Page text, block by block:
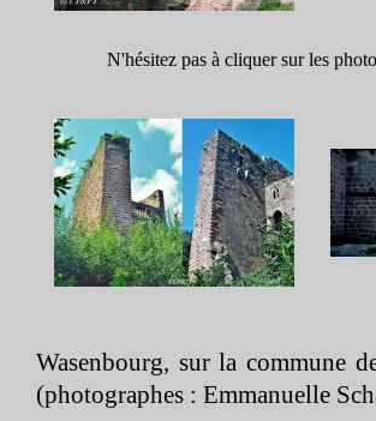
N'hésitez pas à cliquer sur les
Wasenbourg, sur la commune
(photographes : Emmanuelle